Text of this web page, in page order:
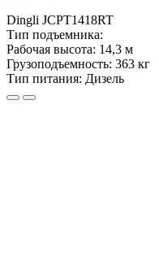
Dingli JCPT1418RT
Тип подъемника:
Рабочая высота: 14,3 м
Грузоподъемность: 363 кг
Тип питания: Дизель